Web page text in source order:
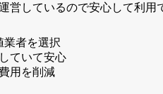
営しているので安心して利用
業者を選択
ていて安心
用を削減